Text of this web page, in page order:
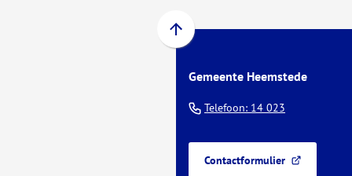
Scroll
boven
het
Gemeente Heemstede
Telefoon: 14 023
een
Contactformulier
(Verwijst